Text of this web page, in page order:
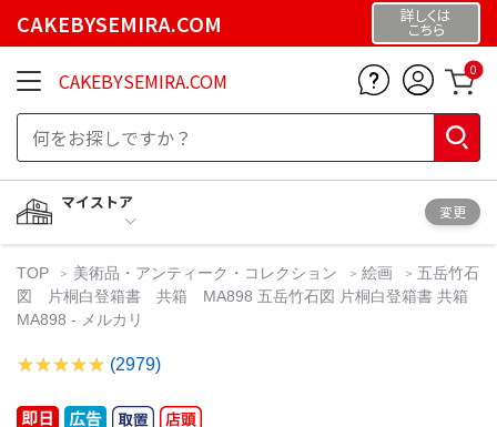
CAKEBYSEMIRA.COM 詳しくは
こちら
CAKEBYSEMIRA.COM 0
マイストア
変更
TOP 美術品・アンティーク・コレクション 絵画
五岳竹石
図 片桐白登箱書 共箱 MA898 五岳竹石図 片桐白登箱書 共箱
MA898 - メルカリ
(2979)